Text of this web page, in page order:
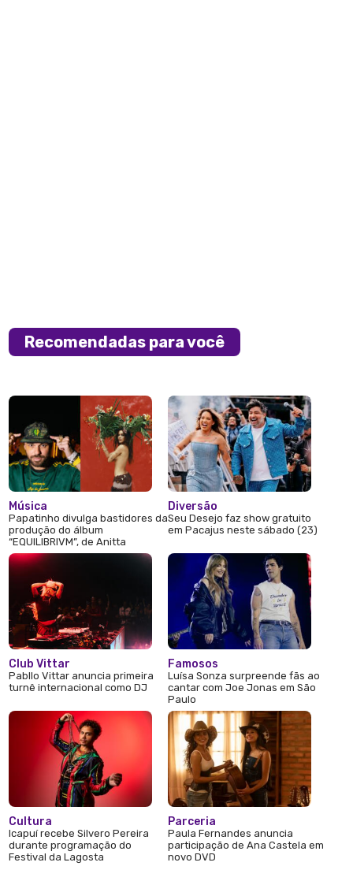
Recomendadas para você
Música
Papatinho divulga bastidores da
produção do álbum
“EQUILIBRIVM”, de Anitta
Club Vittar
Pabllo Vittar anuncia primeira
turnê internacional como DJ
Cultura
Icapuí recebe Silvero Pereira
durante programação do
Festival da Lagosta
Diversão
Seu Desejo faz show gratuito
em Pacajus neste sábado (23)
Famosos
Luísa Sonza surpreende fãs ao
cantar com Joe Jonas em São
Paulo
Parceria
Paula Fernandes anuncia
participação de Ana Castela em
novo DVD